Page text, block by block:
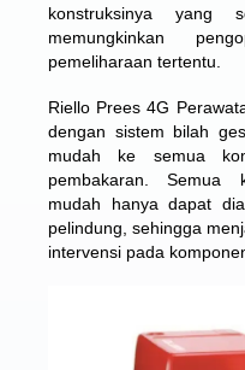
konstruksinya yang
memungkinkan
pemeliharaan tertentu.
Riello Prees 4G
dengan sistem bilah
mudah ke semua
pembakaran. Semua
mudah hanya dapat
pelindung, sehingga
intervensi pada